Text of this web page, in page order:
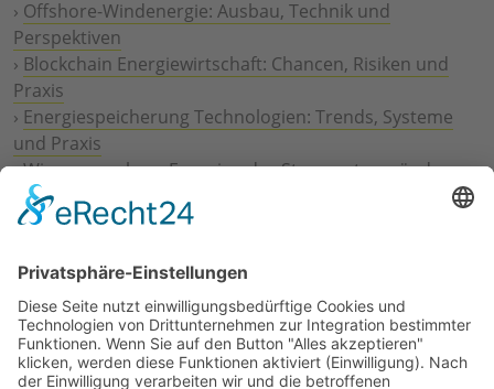
› Offshore-Windenergie: Ausbau, Technik und
Perspektiven
› Blockchain Energiewirtschaft: Chancen, Risiken und
Praxis
› Energiespeicherung Technologien: Trends, Systeme
und Praxis
›Wie erneuerbare Energien das Stromnetz verändern
Digitalisierung Energiewirtschaft: Effizienz, Netze und
Prozesse
Geschäftsmodelle
›Vorstandswechsel Westenergie: Böddeling übernimmt
befristet
›Wasserstoff-Hochlauf: Dialog, Infrastruktur und
konkrete Schritte